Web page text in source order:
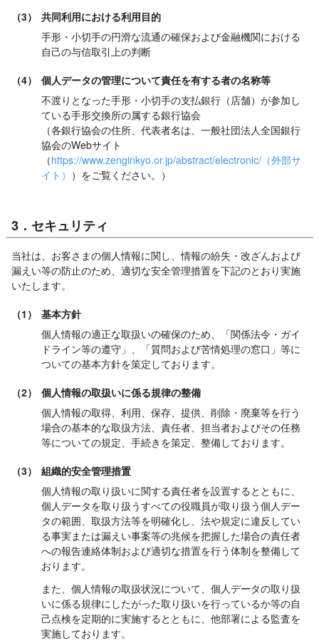
（3）
共同利用における利用目的
手形・小切手の円滑な流通の確保および金融機関における
自己の与信取引上の判断
（4）
個人データの管理について責任を有する者の名称等
不渡りとなった手形・小切手の支払銀行（店舗）が参加し
ている手形交換所の属する銀行協会
（各銀行協会の住所、代表者名は、一般社団法人全国銀行
協会のWebサイト
（https://www.zenginkyo.or.jp/abstract/electronic/（外部サ
イト） ）をご覧ください。）
3．セキュリティ
当社は、お客さまの個人情報に関し、情報の紛失・改ざんおよび
漏えい等の防止のため、適切な安全管理措置を下記のとおり実施
いたします。
（1）
基本方針
個人情報の適正な取扱いの確保のため、「関係法令・ガイ
ドライン等の遵守」、「質問および苦情処理の窓口」等に
ついての基本方針を策定しております。
（2）
個人情報の取扱いに係る規律の整備
個人情報の取得、利用、保存、提供、削除・廃棄等を行う
場合の基本的な取扱方法、責任者、担当者およびその任務
等についての規定、手続きを策定、整備しております。
（3）
組織的安全管理措置
個人情報の取り扱いに関する責任者を設置するとともに、
個人データを取り扱うすべての役職員が取り扱う個人デー
タの範囲、取扱方法等を明確化し、法や規定に違反してい
る事実または漏えい事案等の兆候を把握した場合の責任者
への報告連絡体制および適切な措置を行う体制を整備して
おります。
また、個人情報の取扱状況について、個人データの取り扱
いに係る規律にしたがった取り扱いを行っているか等の自
己点検を定期的に実施するとともに、他部署による監査を
実施しております。